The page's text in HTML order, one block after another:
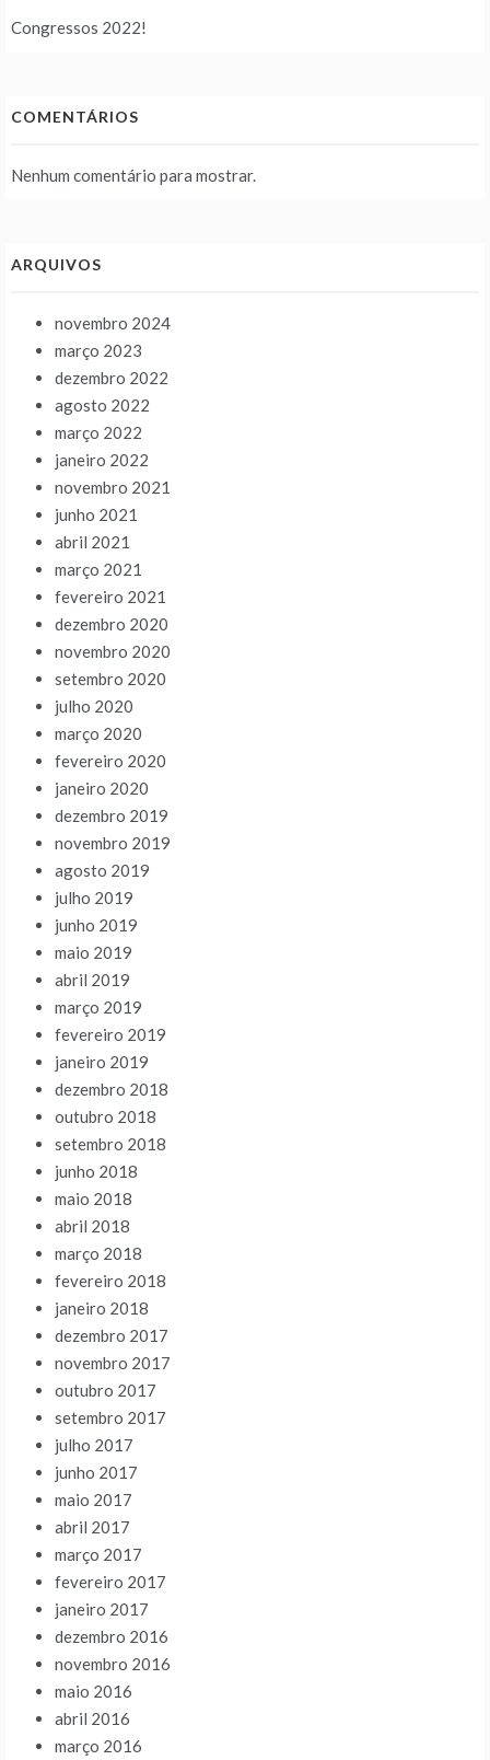
Congressos 2022!
COMENTÁRIOS
Nenhum comentário para mostrar.
ARQUIVOS
novembro 2024
março 2023
dezembro 2022
agosto 2022
março 2022
janeiro 2022
novembro 2021
junho 2021
abril 2021
março 2021
fevereiro 2021
dezembro 2020
novembro 2020
setembro 2020
julho 2020
março 2020
fevereiro 2020
janeiro 2020
dezembro 2019
novembro 2019
agosto 2019
julho 2019
junho 2019
maio 2019
abril 2019
março 2019
fevereiro 2019
janeiro 2019
dezembro 2018
outubro 2018
setembro 2018
junho 2018
maio 2018
abril 2018
março 2018
fevereiro 2018
janeiro 2018
dezembro 2017
novembro 2017
outubro 2017
setembro 2017
julho 2017
junho 2017
maio 2017
abril 2017
março 2017
fevereiro 2017
janeiro 2017
dezembro 2016
novembro 2016
maio 2016
abril 2016
março 2016